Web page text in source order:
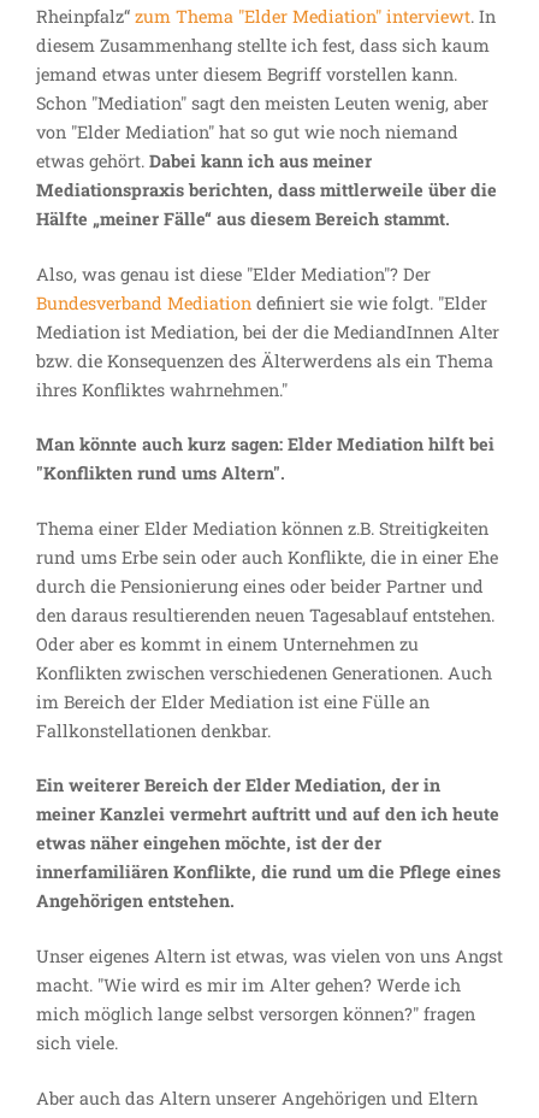
Rheinpfalz“ zum Thema "Elder Mediation" interviewt. In
diesem Zusammenhang stellte ich fest, dass sich kaum
jemand etwas unter diesem Begriff vorstellen kann.
Schon "Mediation" sagt den meisten Leuten wenig, aber
von "Elder Mediation" hat so gut wie noch niemand
etwas gehört. Dabei kann ich aus meiner
Mediationspraxis berichten, dass mittlerweile über die
Hälfte „meiner Fälle“ aus diesem Bereich stammt.
Also, was genau ist diese "Elder Mediation"? Der
Bundesverband Mediation definiert sie wie folgt. "Elder
Mediation ist Mediation, bei der die MediandInnen Alter
bzw. die Konsequenzen des Älterwerdens als ein Thema
ihres Konfliktes wahrnehmen."
Man könnte auch kurz sagen: Elder Mediation hilft bei
"Konflikten rund ums Altern".
Thema einer Elder Mediation können z.B. Streitigkeiten
rund ums Erbe sein oder auch Konflikte, die in einer Ehe
durch die Pensionierung eines oder beider Partner und
den daraus resultierenden neuen Tagesablauf entstehen.
Oder aber es kommt in einem Unternehmen zu
Konflikten zwischen verschiedenen Generationen. Auch
im Bereich der Elder Mediation ist eine Fülle an
Fallkonstellationen denkbar.
Ein weiterer Bereich der Elder Mediation, der in
meiner Kanzlei vermehrt auftritt und auf den ich heute
etwas näher eingehen möchte, ist der der
innerfamiliären Konflikte, die rund um die Pflege eines
Angehörigen entstehen.
Unser eigenes Altern ist etwas, was vielen von uns Angst
macht. "Wie wird es mir im Alter gehen? Werde ich
mich möglich lange selbst versorgen können?" fragen
sich viele.
Aber auch das Altern unserer Angehörigen und Eltern